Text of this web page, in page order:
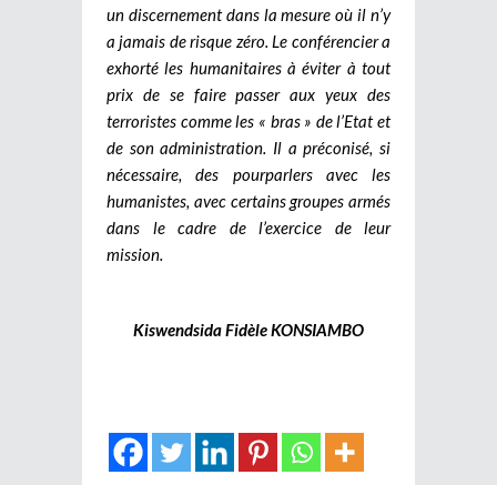
un discernement dans la mesure où il n’y
a jamais de risque zéro. Le conférencier a
exhorté les humanitaires à éviter à tout
prix de se faire passer aux yeux des
terroristes comme les « bras » de l’Etat et
de son administration. Il a préconisé, si
nécessaire, des pourparlers avec les
humanistes, avec certains groupes armés
dans le cadre de l’exercice de leur
mission.
Kiswendsida Fidèle KONSIAMBO